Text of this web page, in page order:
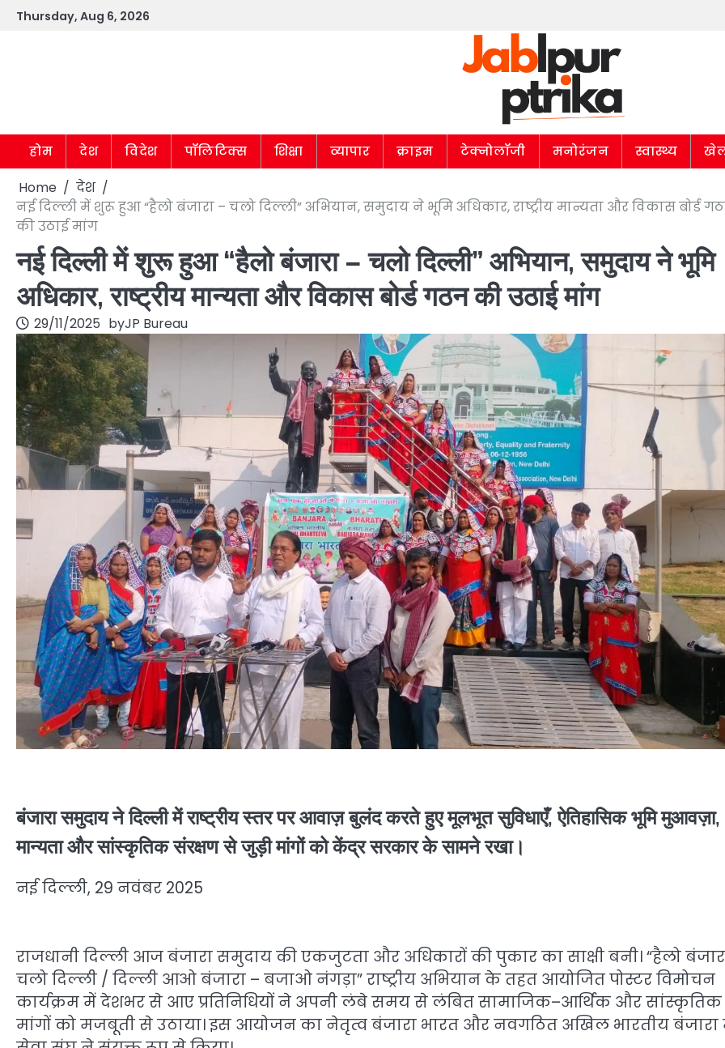
SkipThursday, Aug 6, 2026
होम देश विदेश पॉलिटिक्स शिक्षा व्यापार क्राइम टेक्नोलॉजी मनोरंजन स्वास्थ्य
Home
देश
नई दिल्ली में शुरू हुआ “हैलो बंजारा – चलो दिल्ली” अभियान, समुदाय ने भूमि अधिकार, राष्ट्रीय मान्यता और विकास बोर्ड
की उठाई मांग
नई दिल्ली में शुरू हुआ “हैलो बंजारा – चलो दिल्ली” अभियान, समुदाय ने भूमि
अधिकार, राष्ट्रीय मान्यता और विकास बोर्ड गठन की उठाई मांग
29/11/2025 byJP Bureau
बंजारा समुदाय ने दिल्ली में राष्ट्रीय स्तर पर आवाज़ बुलंद करते हुए मूलभूत सुविधाएँ, ऐतिहासिक भूमि मुआवज़ा,
मान्यता और सांस्कृतिक संरक्षण से जुड़ी मांगों को केंद्र सरकार के सामने रखा।
नई दिल्ली, 29 नवंबर 2025
राजधानी दिल्ली आज बंजारा समुदाय की एकजुटता और अधिकारों की पुकार का साक्षी बनी। “हैलो
चलो दिल्ली / दिल्ली आओ बंजारा – बजाओ नंगड़ा” राष्ट्रीय अभियान के तहत आयोजित पोस्टर विमोचन
कार्यक्रम में देशभर से आए प्रतिनिधियों ने अपनी लंबे समय से लंबित सामाजिक–आर्थिक और सांस्कृतिक
मांगों को मजबूती से उठाया। इस आयोजन का नेतृत्व बंजारा भारत और नवगठित अखिल भारतीय बंजारा